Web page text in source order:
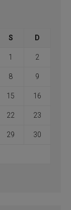
S D
1 2
8 9
15 16
22 23
29 30